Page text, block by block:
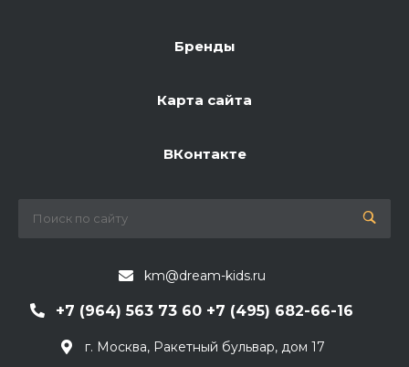
Бренды
Карта сайта
ВКонтакте
km@dream-kids.ru
+7 (964) 563 73 60 +7 (495) 682-66-16
г. Москва, Ракетный бульвар, дом 17